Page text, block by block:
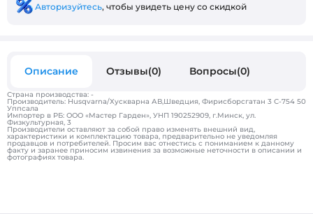
Авторизуйтесь, чтобы увидеть цену со скидкой
Описание Отзывы(0) Вопросы(0)
Страна производства: -
Производитель: Husqvarna/Хускварна АВ,Шведция, Фирисборсгатан 3 С-754 50
Уппсала
Импортер в РБ: ООО «Мастер Гарден», УНП 190252909, г.Минск, ул.
Физкультурная, 3
Производители оставляют за собой право изменять внешний вид,
характеристики и комплектацию товара, предварительно не уведомляя
продавцов и потребителей. Просим вас отнестись с пониманием к данному
факту и заранее приносим извинения за возможные неточности в описании и
фотографиях товара.